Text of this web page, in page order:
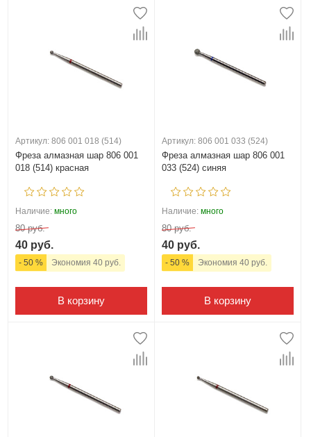
Артикул: 806 001 018 (514)
Фреза алмазная шар 806 001
018 (514) красная
Наличие: много
80 руб.
40 руб.
- 50 % Экономия 40 руб.
В корзину
Артикул: 806 001 033 (524)
Фреза алмазная шар 806 001
033 (524) синяя
Наличие: много
80 руб.
40 руб.
- 50 % Экономия 40 руб.
В корзину